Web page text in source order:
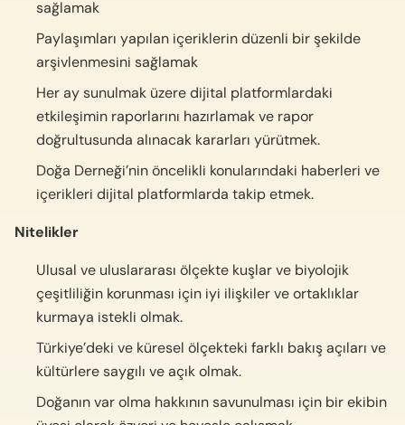
sağlamak
Paylaşımları yapılan içeriklerin düzenli bir şekilde
arşivlenmesini sağlamak
Her ay sunulmak üzere dijital platformlardaki
etkileşimin raporlarını hazırlamak ve rapor
doğrultusunda alınacak kararları yürütmek.
Doğa Derneği’nin öncelikli konularındaki haberleri ve
içerikleri dijital platformlarda takip etmek.
Nitelikler
Ulusal ve uluslararası ölçekte kuşlar ve biyolojik
çeşitliliğin korunması için iyi ilişkiler ve ortaklıklar
kurmaya istekli olmak.
Türkiye’deki ve küresel ölçekteki farklı bakış açıları ve
kültürlere saygılı ve açık olmak.
Doğanın var olma hakkının savunulması için bir ekibin